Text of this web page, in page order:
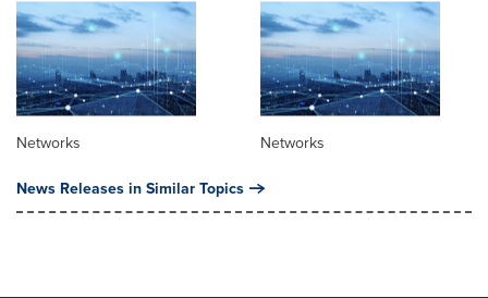
Networks Networks
News Releases in Similar Topics